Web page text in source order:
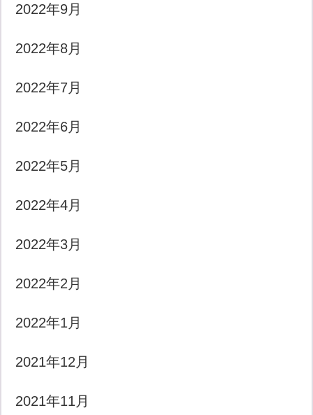
2022年9月
2022年8月
2022年7月
2022年6月
2022年5月
2022年4月
2022年3月
2022年2月
2022年1月
2021年12月
2021年11月